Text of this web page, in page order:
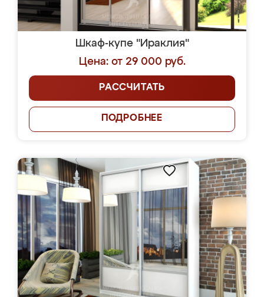
Шкаф-купе "Ираклия"
Цена: от 29 000 руб.
РАССЧИТАТЬ
ПОДРОБНЕЕ